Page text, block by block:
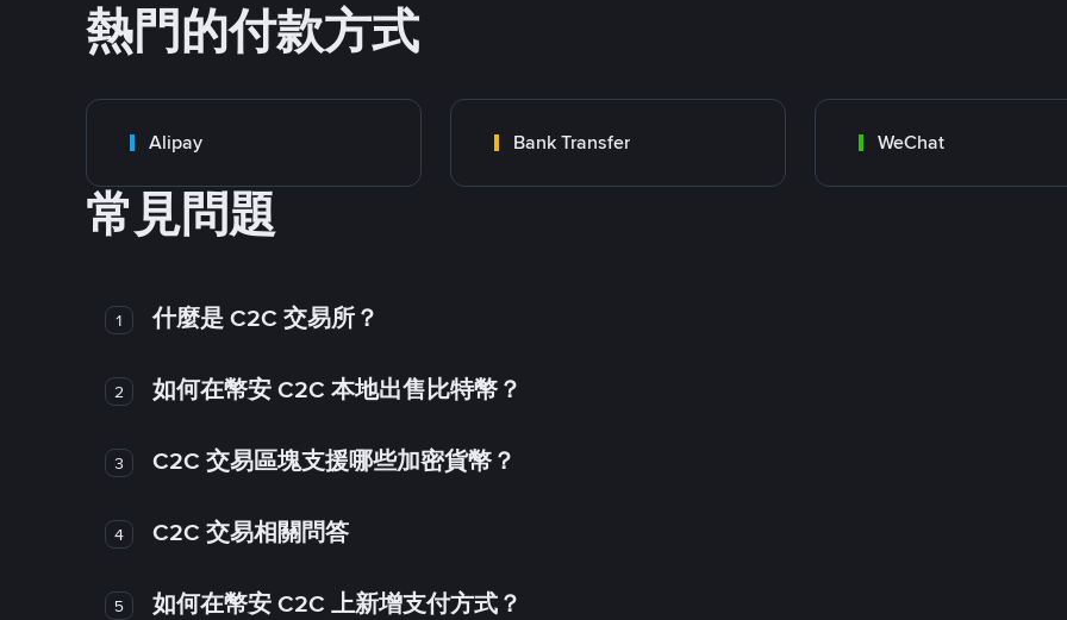
熱門的付款方式
Alipay Bank Transfer WeChat
常見問題
1 什麼是 C2C 交易所？
2 如何在幣安 C2C 本地出售比特幣？
3 C2C 交易區塊支援哪些加密貨幣？
4 C2C 交易相關問答
5 如何在幣安 C2C 上新增支付方式？